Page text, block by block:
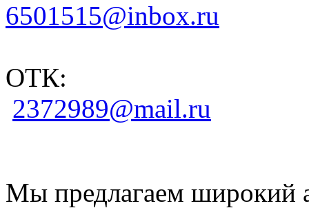
6501515@inbox.ru
ОТК:
2372989@mail.ru
Мы предлагаем широкий